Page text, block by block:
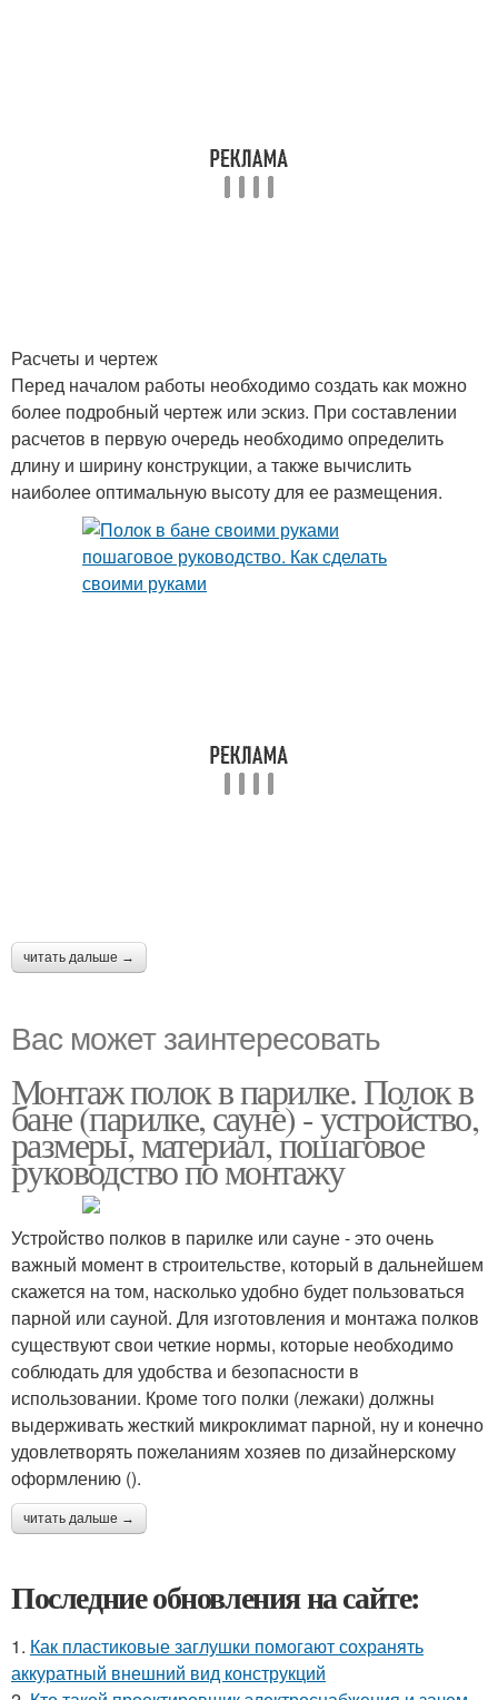
Расчеты и чертеж
Перед началом работы необходимо создать как можно
более подробный чертеж или эскиз. При составлении
расчетов в первую очередь необходимо определить
длину и ширину конструкции, а также вычислить
наиболее оптимальную высоту для ее размещения.
читать дальше →
Вас может заинтересовать
Монтаж полок в парилке. Полок в
бане (парилке, сауне) - устройство,
размеры, материал, пошаговое
руководство по монтажу
Устройство полков в парилке или сауне - это очень
важный момент в строительстве, который в дальнейшем
скажется на том, насколько удобно будет пользоваться
парной или сауной. Для изготовления и монтажа полков
существуют свои четкие нормы, которые необходимо
соблюдать для удобства и безопасности в
использовании. Кроме того полки (лежаки) должны
выдерживать жесткий микроклимат парной, ну и конечно
удовлетворять пожеланиям хозяев по дизайнерскому
оформлению ().
читать дальше →
Последние обновления на сайте:
1. Как пластиковые заглушки помогают сохранять
аккуратный внешний вид конструкций